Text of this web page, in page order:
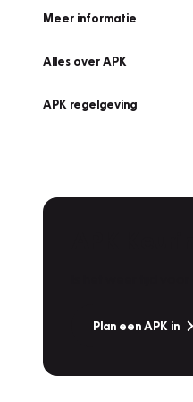
Meer informatie
Alles over APK
APK regelgeving
Plan een APK in